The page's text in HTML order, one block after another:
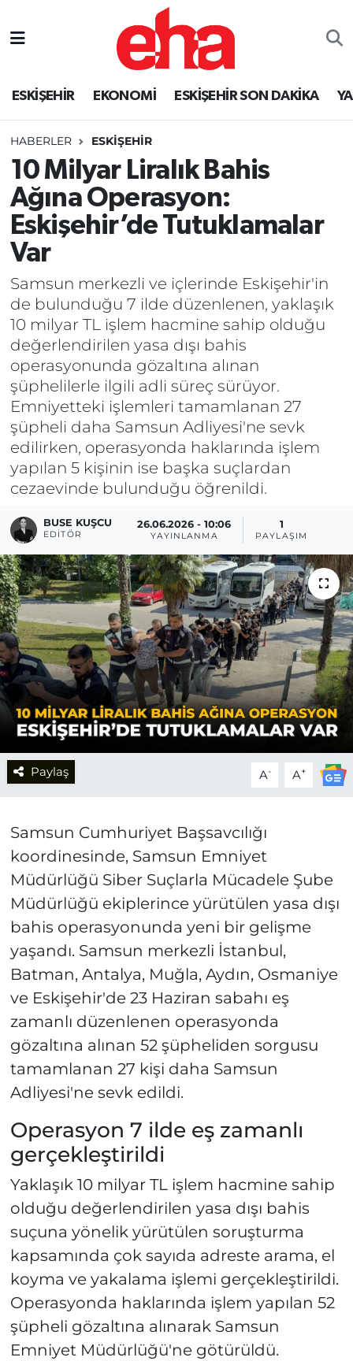
ESKİŞEHİR EKONOMİ ESKİŞEHİR SON DAKİKA
HABERLER ESKİŞEHİR
10 Milyar Liralık Bahis
Ağına Operasyon:
Eskişehir’de Tutuklamalar
Var
Samsun merkezli ve içlerinde Eskişehir'in
de bulunduğu 7 ilde düzenlenen, yaklaşık
10 milyar TL işlem hacmine sahip olduğu
değerlendirilen yasa dışı bahis
operasyonunda gözaltına alınan
şüphelilerle ilgili adli süreç sürüyor.
Emniyetteki işlemleri tamamlanan 27
şüpheli daha Samsun Adliyesi'ne sevk
edilirken, operasyonda haklarında işlem
yapılan 5 kişinin ise başka suçlardan
cezaevinde bulunduğu öğrenildi.
BUSE KUŞCU
EDITÖR
26.06.2026 - 10:06
YAYINLANMA
1
PAYLAŞIM
Paylaş A- A+
Samsun Cumhuriyet Başsavcılığı
koordinesinde, Samsun Emniyet
Müdürlüğü Siber Suçlarla Mücadele Şube
Müdürlüğü ekiplerince yürütülen yasa dışı
bahis operasyonunda yeni bir gelişme
yaşandı. Samsun merkezli İstanbul,
Batman, Antalya, Muğla, Aydın, Osmaniye
ve Eskişehir'de 23 Haziran sabahı eş
zamanlı düzenlenen operasyonda
gözaltına alınan 52 şüpheliden sorgusu
tamamlanan 27 kişi daha Samsun
Adliyesi'ne sevk edildi.
Operasyon 7 ilde eş zamanlı
gerçekleştirildi
Yaklaşık 10 milyar TL işlem hacmine sahip
olduğu değerlendirilen yasa dışı bahis
suçuna yönelik yürütülen soruşturma
kapsamında çok sayıda adreste arama, el
koyma ve yakalama işlemi gerçekleştirildi.
Operasyonda haklarında işlem yapılan 52
şüpheli gözaltına alınarak Samsun
Emniyet Müdürlüğü'ne götürüldü.